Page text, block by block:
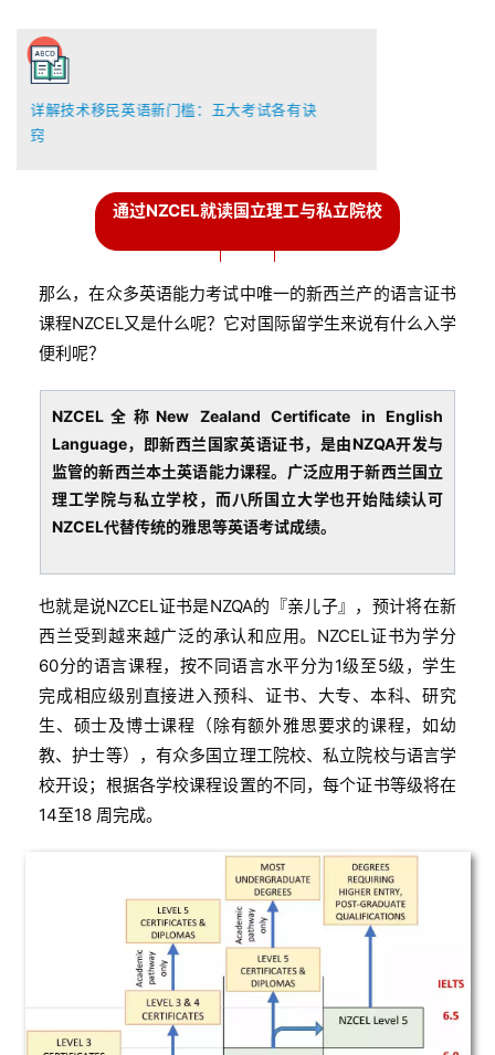
详解技术移民英语新门槛：五大考试各有诀
窍
通过NZCEL就读国立理工与私立院校
那么，在众多英语能力考试中唯一的新西兰产的语言证书
课程NZCEL又是什么呢？它对国际留学生来说有什么入学
便利呢？
NZCEL全称New Zealand Certificate in English
Language，即新西兰国家英语证书，是由NZQA开发与
监管的新西兰本土英语能力课程。广泛应用于新西兰国立
理工学院与私立学校，而八所国立大学也开始陆续认可
NZCEL代替传统的雅思等英语考试成绩。
也就是说NZCEL证书是NZQA的『亲儿子』，预计将在新
西兰受到越来越广泛的承认和应用。NZCEL证书为学分
60分的语言课程，按不同语言水平分为1级至5级，学生
完成相应级别直接进入预科、证书、大专、本科、研究
生、硕士及博士课程（除有额外雅思要求的课程，如幼
教、护士等），有众多国立理工院校、私立院校与语言学
校开设；根据各学校课程设置的不同，每个证书等级将在
14至18 周完成。